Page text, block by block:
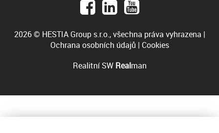
2026 © HESTIA Group s.r.o., všechna práva vyhrazena |
Ochrana osobních údajů | Cookies
Realitní SW Realman